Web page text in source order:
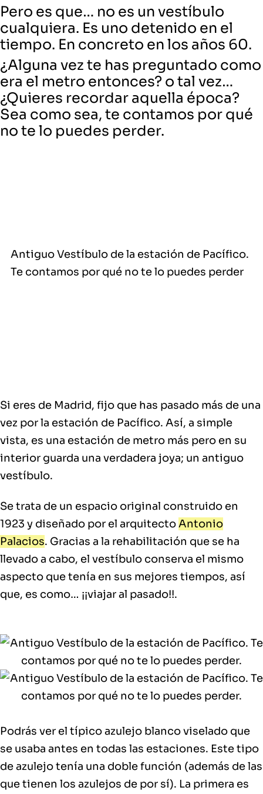
Pero es que… no es un vestíbulo
cualquiera. Es uno detenido en el
tiempo. En concreto en los años 60.
¿Alguna vez te has preguntado como
era el metro entonces? o tal vez…
¿Quieres recordar aquella época?
Sea como sea, te contamos por qué
no te lo puedes perder.
Antiguo Vestíbulo de la estación de Pacífico.
Te contamos por qué no te lo puedes perder
Si eres de Madrid, fijo que has pasado más de una
vez por la estación de Pacífico. Así, a simple
vista, es una estación de metro más pero en su
interior guarda una verdadera joya; un antiguo
vestíbulo.
Se trata de un espacio original construido en
1923 y diseñado por el arquitectoAntonio
Palacios. Gracias a la rehabilitación que se ha
llevado a cabo, el vestíbulo conserva el mismo
aspecto que tenía en sus mejores tiempos, así
que, es como… ¡¡viajar al pasado!!.
Podrás ver el típico azulejo blanco viselado que
se usaba antes en todas las estaciones. Este tipo
de azulejo tenía una doble función (además de las
que tienen los azulejos de por sí). La primera es